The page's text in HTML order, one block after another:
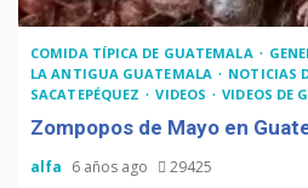
Adiós
COMIDA TÍPICA DE GUATEMALA
LA ANTIGUA GUATEMALA
NOTICIAS
SACATEPÉQUEZ
VIDEOS VIDEOS DE
Zompopos de Mayo en
alfa 6 años ago 29425